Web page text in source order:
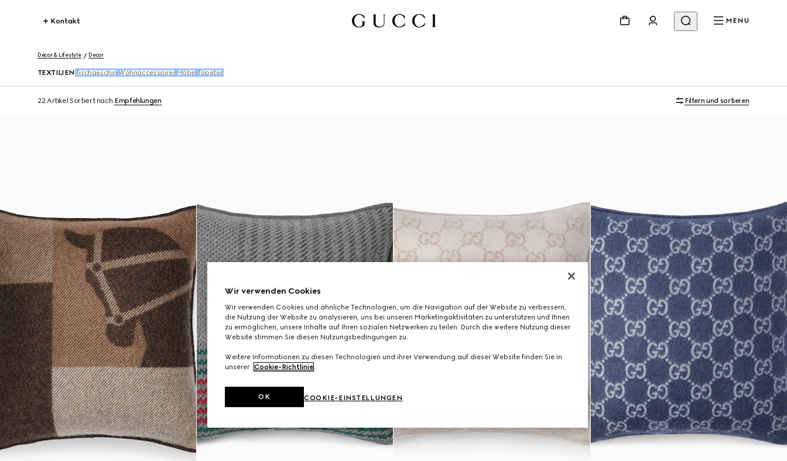
Kontakt MENU
Décor & Lifestyle Decor
TEXTILIEN Tischgeschirr Wohnaccessoires Möbel Tapeten
22 Artikel Sortiert nach Empfehlungen Filtern und sortieren
Wir verwenden Cookies
Wir verwenden Cookies und ähnliche Technologien, um die Navigation auf der Website zu verbessern,
die Nutzung der Website zu analysieren, uns bei unseren Marketingaktivitäten zu unterstützen und Ihnen
zu ermöglichen, unsere Inhalte auf Ihren sozialen Netzwerken zu teilen. Durch die weitere Nutzung dieser
Website stimmen Sie diesen Nutzungsbedingungen zu.
Weitere Informationen zu diesen Technologien und ihrer Verwendung auf dieser Website finden Sie in
unserer Cookie-Richtlinie.
COOKIE-EINSTELLUNGEN
OK